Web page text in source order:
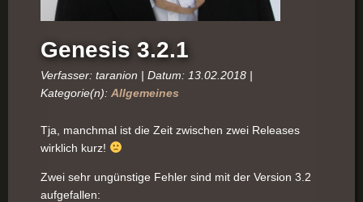
Genesis 3.2.1
Verfasser: taranion | Datum: 13.02.2018 |
Kategorie(n): Allgemeines
Tja, manchmal ist die Zeit zwischen zwei Releases
wirklich kurz!
Zwei sehr ungünstige Fehler sind mit der Version 3.2
aufgefallen: